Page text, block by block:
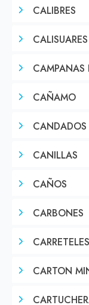
CALIBRES
CALISUARES
CAMPANAS
CAÑAMO
CANDADOS
CANILLAS
CAÑOS
CARBONES
CARRETELES
CARTON